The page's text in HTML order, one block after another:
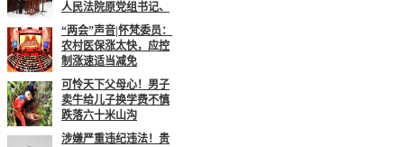
人民法院原党组书记、
“两会”声音|怀梵委员：
农村医保涨太快，应控
制涨速适当减免
可怜天下父母心！男子
卖牛给儿子换学费不慎
跌落六十米山沟
涉嫌严重违纪违法！贵